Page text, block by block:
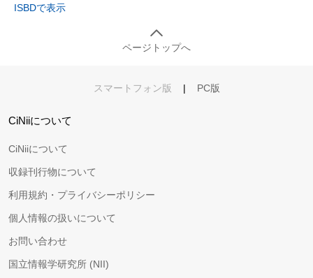
ISBDで表示
ページトップへ
スマートフォン版 | PC版
CiNiiについて
CiNiiについて
収録刊行物について
利用規約・プライバシーポリシー
個人情報の扱いについて
お問い合わせ
国立情報学研究所 (NII)